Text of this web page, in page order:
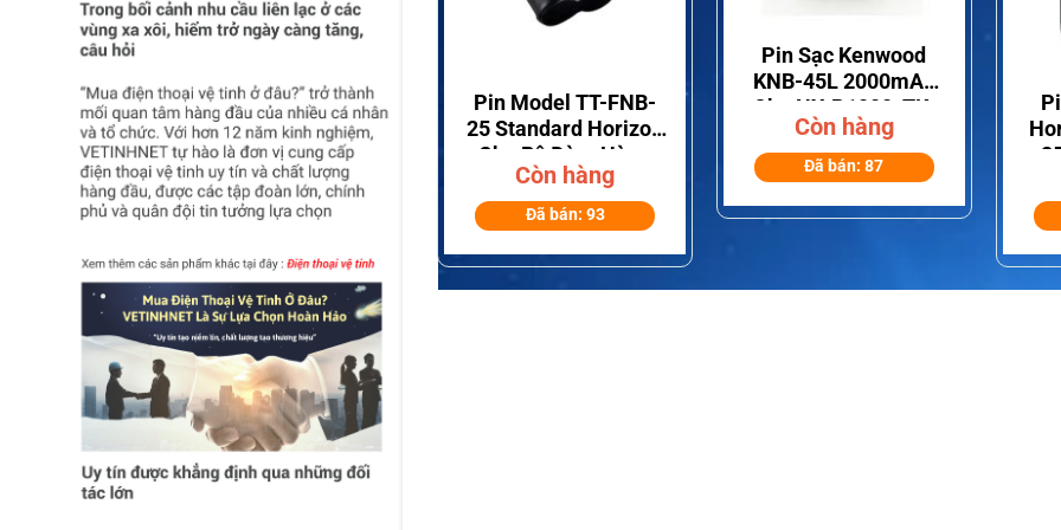
Pin Model TT-FNB-
25 Standard Horizon
Cho Bộ Đàm Hàng
Hải
Còn hàng
Đã bán: 93
Pin Sạc Kenwood
KNB-45L 2000mAh
Cho NX-P1000, TK-
2000 Và TK-3000
Còn hàng
Đã bán: 87